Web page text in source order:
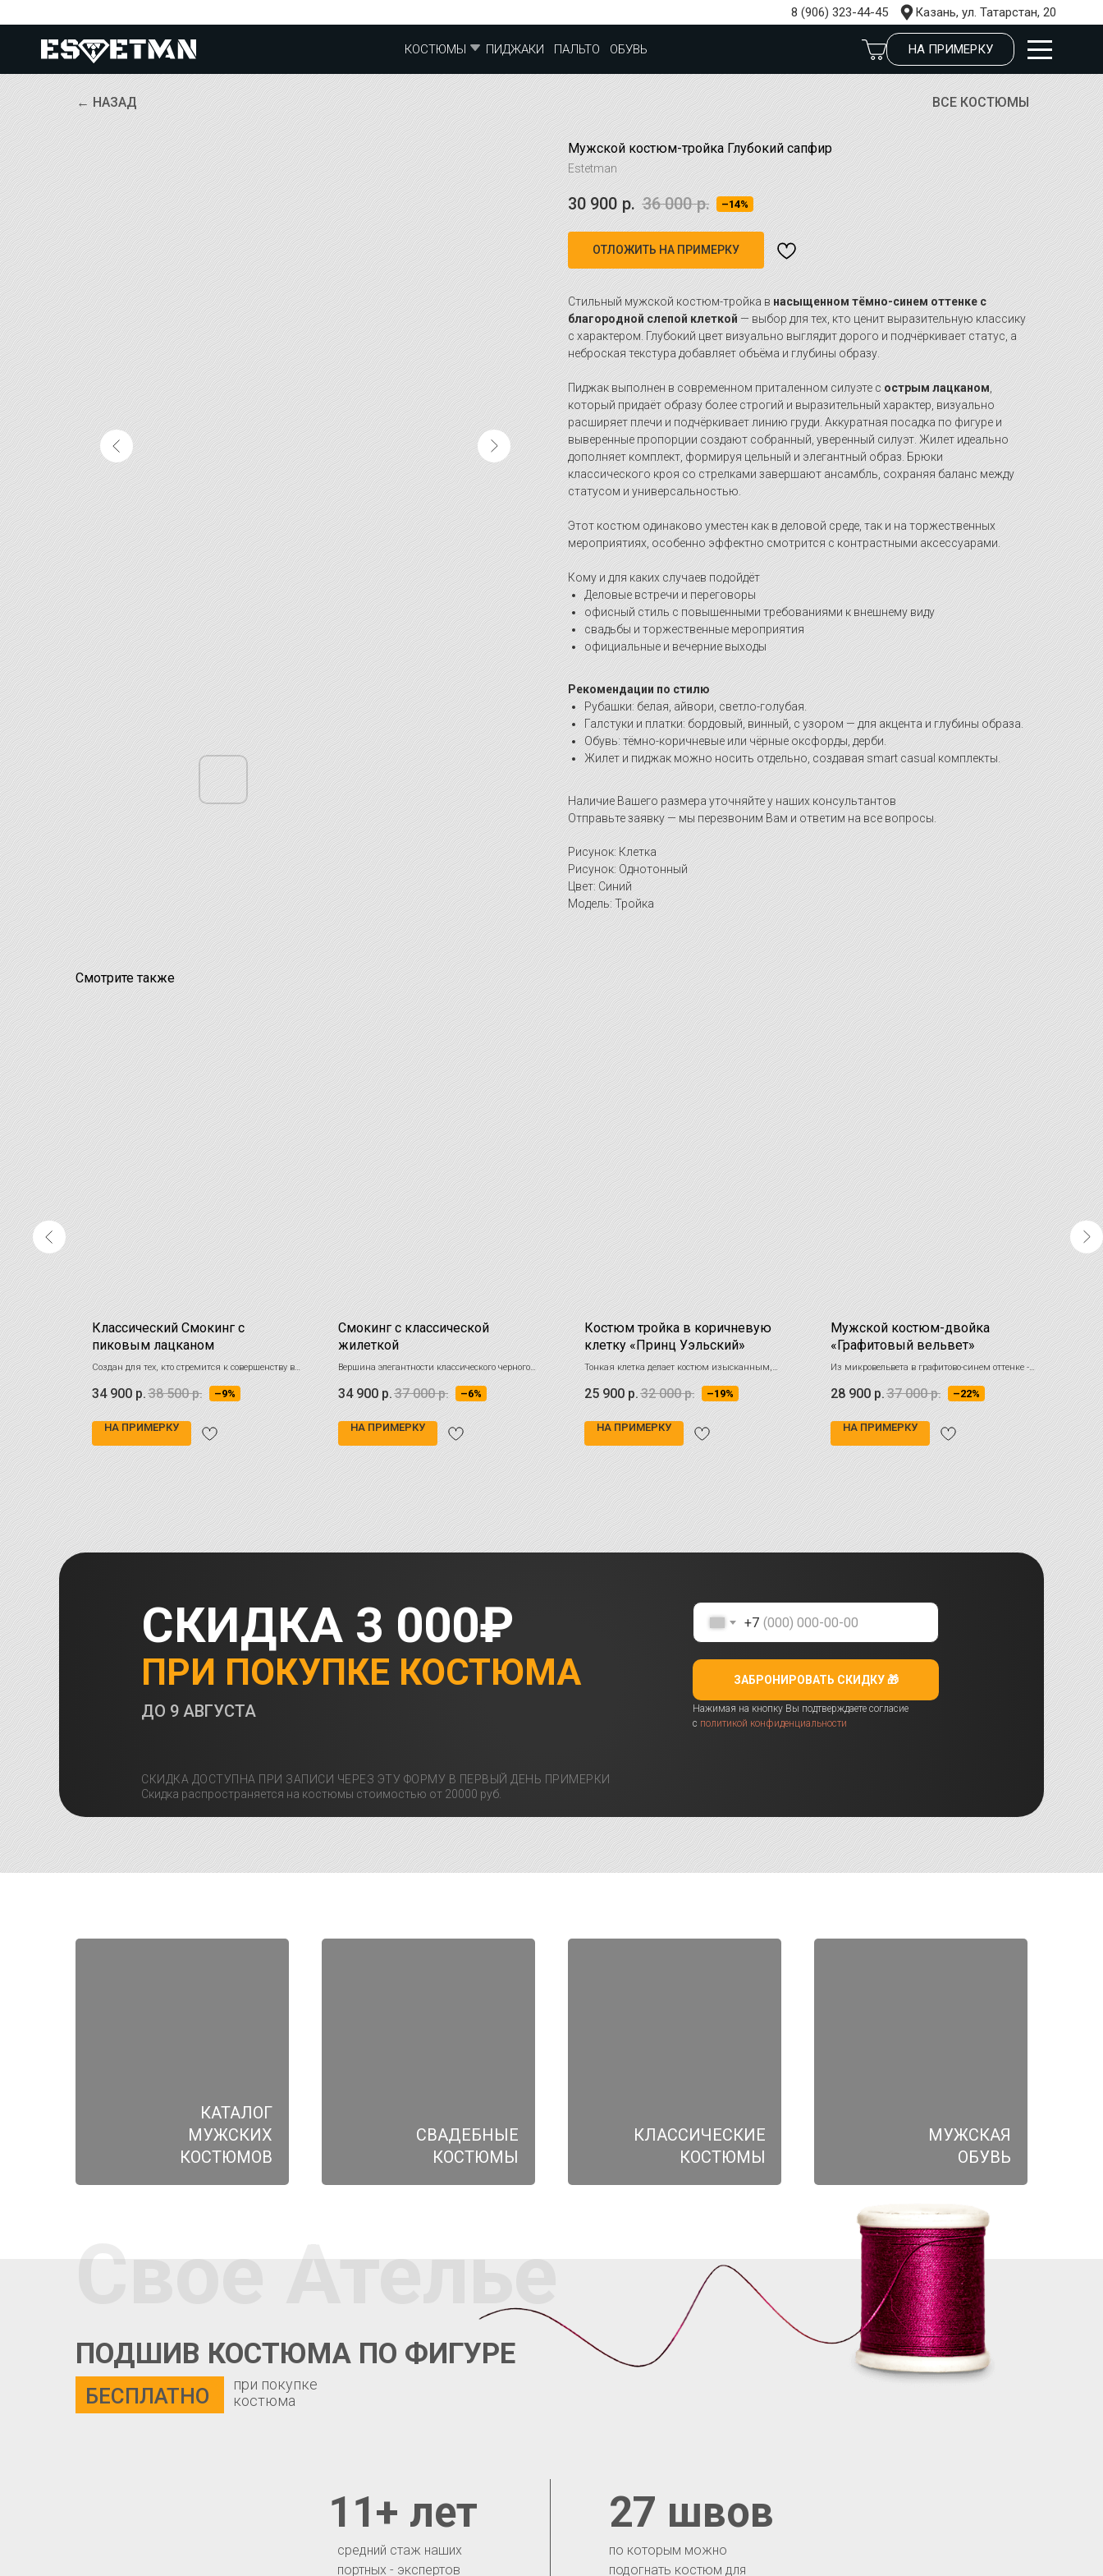
8 (906) 323-44-45 Казань, ул. Татарстан, 20
НА ПРИМЕРКУ
КОСТЮМЫ ПИДЖАКИ ПАЛЬТО ОБУВЬ
ВСЕ КОСТЮМЫ
← НАЗАД
Мужской костюм-тройка Глубокий сапфир
Estetman
30 900 р. 36 000 р. –14%
ОТЛОЖИТЬ НА ПРИМЕРКУ
Стильный мужской костюм-тройка в насыщенном тёмно-синем оттенке с
благородной слепой клеткой — выбор для тех, кто ценит выразительную классику
с характером. Глубокий цвет визуально выглядит дорого и подчёркивает статус, а
неброская текстура добавляет объёма и глубины образу.
Пиджак выполнен в современном приталенном силуэте с острым лацканом,
который придаёт образу более строгий и выразительный характер, визуально
расширяет плечи и подчёркивает линию груди. Аккуратная посадка по фигуре и
выверенные пропорции создают собранный, уверенный силуэт. Жилет идеально
дополняет комплект, формируя цельный и элегантный образ. Брюки
классического кроя со стрелками завершают ансамбль, сохраняя баланс между
статусом и универсальностью.
Этот костюм одинаково уместен как в деловой среде, так и на торжественных
мероприятиях, особенно эффектно смотрится с контрастными аксессуарами.
Кому и для каких случаев подойдёт
Деловые встречи и переговоры
офисный стиль с повышенными требованиями к внешнему виду
свадьбы и торжественные мероприятия
официальные и вечерние выходы
Рекомендации по стилю
Рубашки: белая, айвори, светло-голубая.
Галстуки и платки: бордовый, винный, с узором — для акцента и глубины образа.
Обувь: тёмно-коричневые или чёрные оксфорды, дерби.
Жилет и пиджак можно носить отдельно, создавая smart casual комплекты.
Наличие Вашего размера уточняйте у наших консультантов
Отправьте заявку — мы перезвоним Вам и ответим на все вопросы.
Рисунок: Клетка
Рисунок: Однотонный
Цвет: Синий
Модель: Тройка
Смотрите также
шерсти с
Классический Смокинг с
пиковым лацканом
Создан для тех, кто стремится к совершенству в
формальном облике, сохраняя верность
классическим канонам
34 900 р. 38 500 р. –9%
НА ПРИМЕРКУ
Смокинг с классической
жилеткой
Вершина элегантности классического черного
цвета
34 900 р. 37 000 р. –6%
НА ПРИМЕРКУ
Костюм тройка в коричневую
клетку «Принц Уэльский»
Тонкая клетка делает костюм изысканным,
подчёркивает вкус владельца
25 900 р. 32 000 р. –19%
НА ПРИМЕРКУ
Мужской костюм-двойка
«Графитовый вельвет»
Из микровельвета в графитово-синем оттенке -
стильный выбор для smart casual образов
28 900 р. 37 000 р. –22%
НА ПРИМЕРКУ
30
ПРИ ПОКУПКЕ КОСТЮМА
СКИДКА 3 000₽
СКИДКА ДОСТУПНА ПРИ ЗАПИСИ ЧЕРЕЗ ЭТУ ФОРМУ В ПЕРВЫЙ ДЕНЬ ПРИМЕРКИ
Скидка распространяется на костюмы стоимостью от 20000 руб.
ДО 9 АВГУСТА
+7
ЗАБРОНИРОВАТЬ СКИДКУ 🎁
Нажимая на кнопку Вы подтверждаете согласие
с политикой конфиденциальности
КАТАЛОГ
МУЖСКИХ
КОСТЮМОВ
СВАДЕБНЫЕ
КОСТЮМЫ
КЛАССИЧЕСКИЕ
КОСТЮМЫ
МУЖСКАЯ
ОБУВЬ
Свое Ателье
ПОДШИВ КОСТЮМА ПО ФИГУРЕ
БЕСПЛАТНО
по которым можно
подогнать костюм для
27 швов
средний стаж наших
портных - экспертов
11+ лет
при покупке
костюма